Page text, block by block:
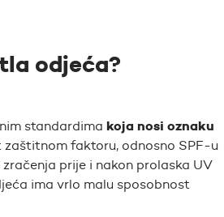
odjeća?
standardima koja nosi oznaku
faktoru, odnosno SPF-u
prije i nakon prolaska UV
ima vrlo malu sposobnost